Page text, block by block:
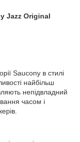
Jazz Original
Saucony в стилі
найбільш
непідвладний
часом і